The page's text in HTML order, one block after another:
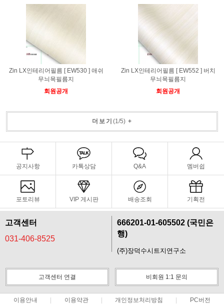
Zin LX인테리어필름 [ EW530 ] 애쉬
무늬목필름지
회원공개
Zin LX인테리어필름 [ EW552 ] 버치
무늬목필름지
회원공개
더보기 (1/5)+
공지사항 카톡상담 Q&A 멤버쉽
포토리뷰 VIP 게시판 배송조회 기획전
고객센터
031-406-8525
666201-01-605502 (국민은
행)
(주)장덕수시트지연구소
고객센터 연결 비회원 1:1 문의
이용안내 이용약관 개인정보처리방침 PC버전